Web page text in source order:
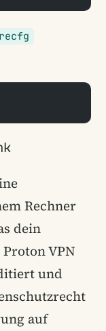
Rechner
dein
VPN
und
auf